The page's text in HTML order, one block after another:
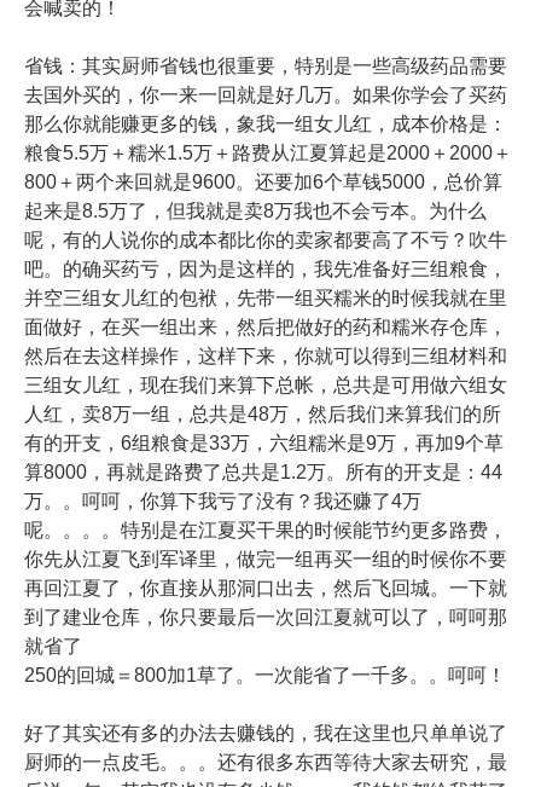
会喊卖的！
省钱：其实厨师省钱也很重要，特别是一些高级药品需要
去国外买的，你一来一回就是好几万。如果你学会了买药
那么你就能赚更多的钱，象我一组女儿红，成本价格是：
粮食5.5万＋糯米1.5万＋路费从江夏算起是2000＋2000＋
800＋两个来回就是9600。还要加6个草钱5000，总价算
起来是8.5万了，但我就是卖8万我也不会亏本。为什么
呢，有的人说你的成本都比你的卖家都要高了不亏？吹牛
吧。的确买药亏，因为是这样的，我先准备好三组粮食，
并空三组女儿红的包袱，先带一组买糯米的时候我就在里
面做好，在买一组出来，然后把做好的药和糯米存仓库，
然后在去这样操作，这样下来，你就可以得到三组材料和
三组女儿红，现在我们来算下总帐，总共是可用做六组女
人红，卖8万一组，总共是48万，然后我们来算我们的所
有的开支，6组粮食是33万，六组糯米是9万，再加9个草
算8000，再就是路费了总共是1.2万。所有的开支是：44
万。。呵呵，你算下我亏了没有？我还赚了4万
呢。。。。特别是在江夏买干果的时候能节约更多路费，
你先从江夏飞到军译里，做完一组再买一组的时候你不要
再回江夏了，你直接从那洞口出去，然后飞回城。一下就
到了建业仓库，你只要最后一次回江夏就可以了，呵呵那
就省了
250的回城＝800加1草了。一次能省了一千多。。呵呵！
好了其实还有多的办法去赚钱的，我在这里也只单单说了
厨师的一点皮毛。。。还有很多东西等待大家去研究，最